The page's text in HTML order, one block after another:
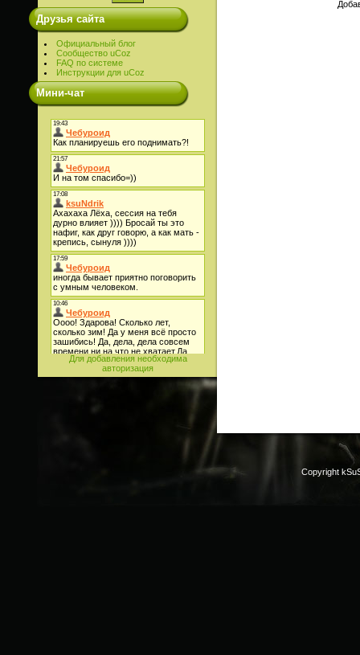
Друзья сайта
Официальный блог
Сообщество uCoz
FAQ по системе
Инструкции для uCoz
Мини-чат
Для добавления необходима
авторизация
Copyright